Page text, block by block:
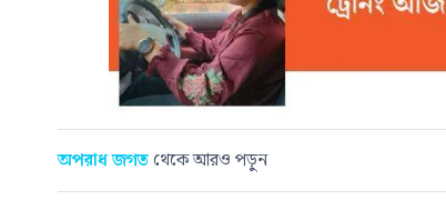
অপরাধ জগত থেকে আরও পড়ুন